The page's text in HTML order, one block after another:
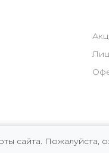
сайта. Пожалуйста,